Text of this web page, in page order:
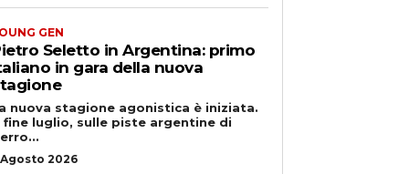
GEN
Seletto in Argentina: primo
in gara della nuova
nuova stagione agonistica è iniziata.
fine luglio, sulle piste argentine di
2026